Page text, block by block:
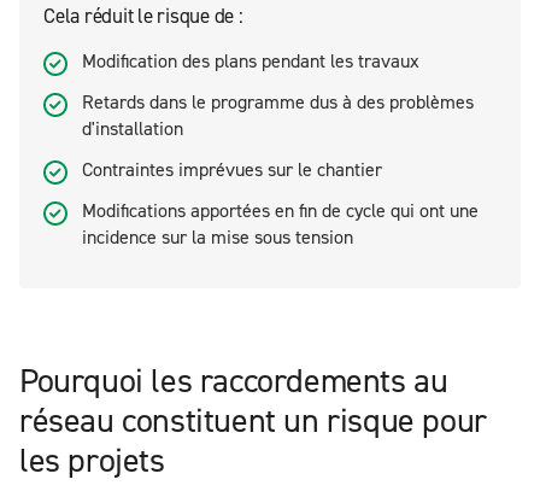
Cela réduit le risque de :
Modification des plans pendant les travaux
Retards dans le programme dus à des problèmes
d'installation
Contraintes imprévues sur le chantier
Modifications apportées en fin de cycle qui ont une
incidence sur la mise sous tension
Pourquoi les raccordements au
réseau constituent un risque pour
les projets